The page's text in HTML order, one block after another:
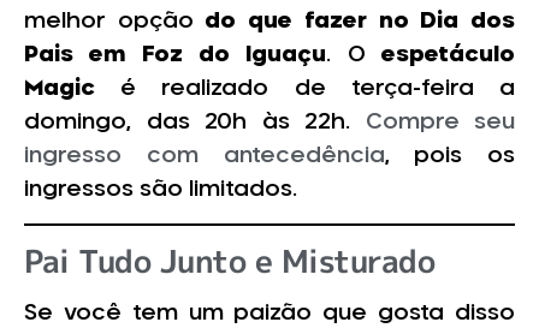
melhor opção do que fazer no Dia dos
Pais em Foz do Iguaçu. Oespetáculo
Magic é realizado de terça-feira a
domingo, das 20h às 22h. Compre seu
ingresso com antecedência, pois os
ingressos são limitados.
Pai Tudo Junto e Misturado
Se você tem um paizão que gosta disso